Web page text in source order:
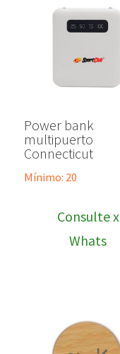
Power bank
multipuerto
Connecticut
Mínimo: 20
Consulte x
Whats